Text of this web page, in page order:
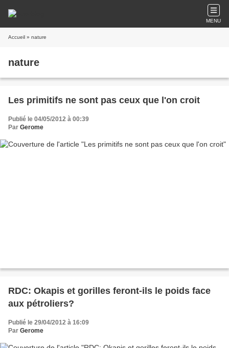
MENU
Accueil » nature
nature
Les primitifs ne sont pas ceux que l'on croit
Publié le 04/05/2012 à 00:39
Par Gerome
RDC: Okapis et gorilles feront-ils le poids face
aux pétroliers?
Publié le 29/04/2012 à 16:09
Par Gerome